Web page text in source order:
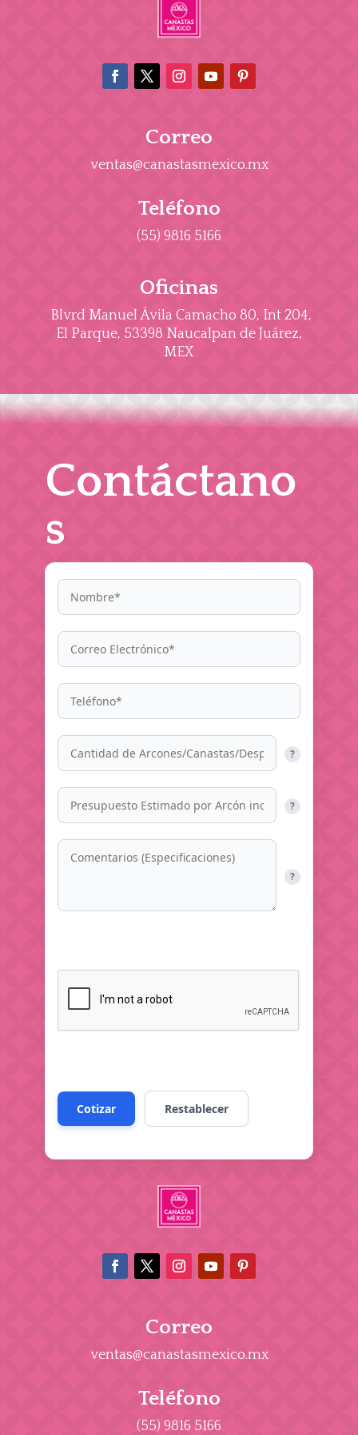
Correo
ventas@canastasmexico.mx
Teléfono
(55) 9816 5166
Oficinas
Blvrd Manuel Ávila Camacho 80, Int 204,
El Parque, 53398 Naucalpan de Juárez,
MEX
Contáctano
s
?
?
?
Correo
ventas@canastasmexico.mx
Teléfono
(55) 9816 5166